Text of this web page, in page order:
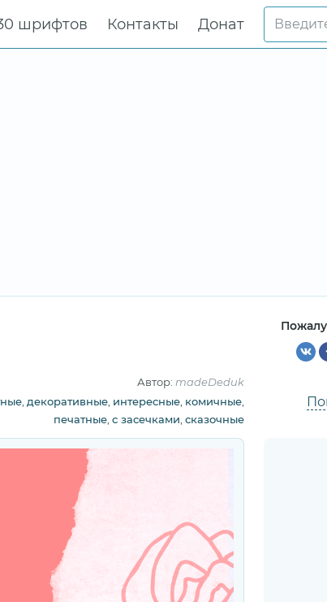
шрифтов Контакты Донат
Автор: madeDeduk
декоративные интересные комичные
печатные с засечками сказочные